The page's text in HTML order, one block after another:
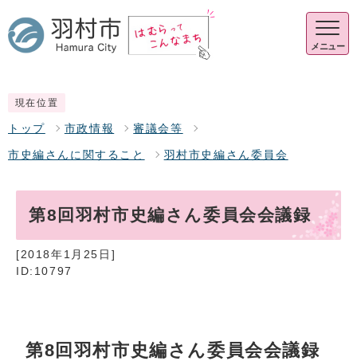
メニュー
現在位置
トップ 市政情報 審議会等
市史編さんに関すること 羽村市史編さん委員会
第8回羽村市史編さん委員会会議録
[2018年1月25日]
ID:10797
第8回羽村市史編さん委員会会議録